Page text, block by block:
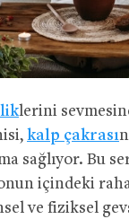
lerini
kalp çakrası
sağlıyor. Bu
içindeki
ve fiziksel